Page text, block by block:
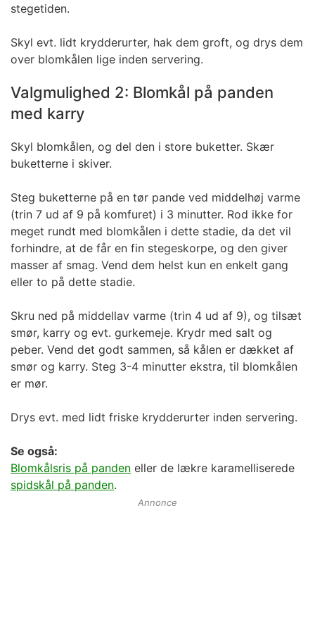
stegetiden.
Skyl evt. lidt krydderurter, hak dem groft, og drys dem
over blomkålen lige inden servering.
Valgmulighed 2: Blomkål på panden
med karry
Skyl blomkålen, og del den i store buketter. Skær
buketterne i skiver.
Steg buketterne på en tør pande ved middelhøj varme
(trin 7 ud af 9 på komfuret) i 3 minutter. Rod ikke for
meget rundt med blomkålen i dette stadie, da det vil
forhindre, at de får en fin stegeskorpe, og den giver
masser af smag. Vend dem helst kun en enkelt gang
eller to på dette stadie.
Skru ned på middellav varme (trin 4 ud af 9), og tilsæt
smør, karry og evt. gurkemeje. Krydr med salt og
peber. Vend det godt sammen, så kålen er dækket af
smør og karry. Steg 3-4 minutter ekstra, til blomkålen
er mør.
Drys evt. med lidt friske krydderurter inden servering.
Se også:
Blomkålsris på panden eller de lækre karamelliserede
spidskål på panden.
Annonce